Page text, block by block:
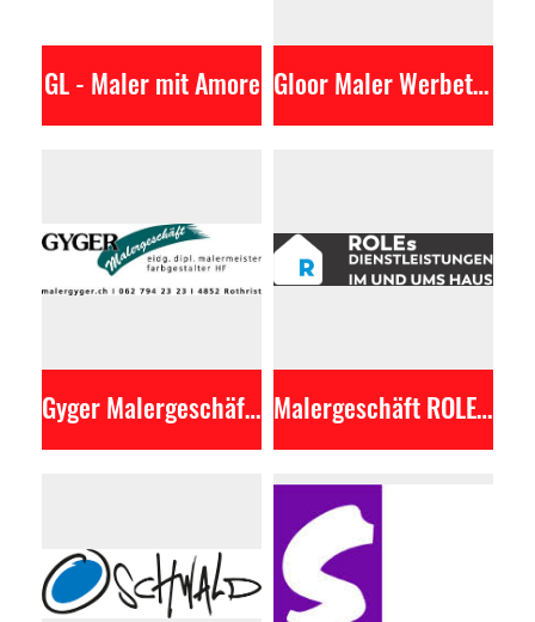
GL - Maler mit Amore Gloor Maler Werbetechnik AG
Gyger Malergeschäft GmbH Malergeschäft ROLEs Dienstleistungen